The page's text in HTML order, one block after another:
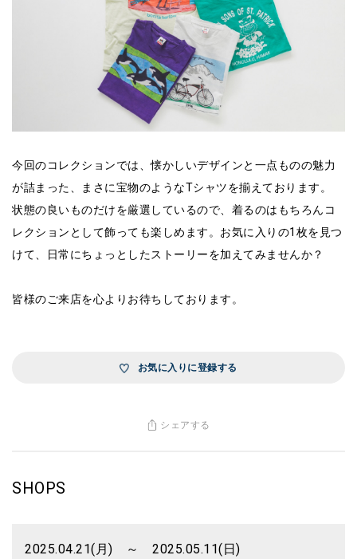
今回のコレクションでは、懐かしいデザインと一点ものの魅力
が詰まった、まさに宝物のようなTシャツを揃えております。
状態の良いものだけを厳選しているので、着るのはもちろんコ
レクションとして飾っても楽しめます。お気に入りの1枚を見つ
けて、日常にちょっとしたストーリーを加えてみませんか？
皆様のご来店を心よりお待ちしております。
お気に入りに登録する
シェアする
SHOPS
2025.04.21(月) ～ 2025.05.11(日)